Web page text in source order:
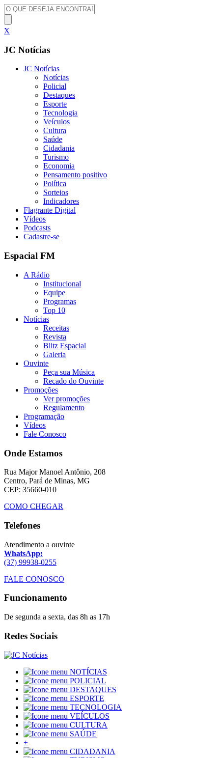
X
JC Notícias
JC Notícias
Notícias
Policial
Destaques
Esporte
Tecnologia
Veículos
Cultura
Saúde
Cidadania
Turismo
Economia
Pensamento positivo
Política
Sorteios
Indicadores
Flagrante Digital
Vídeos
Podcasts
Cadastre-se
Espacial FM
A Rádio
Institucional
Equipe
Programas
Top 10
Notícias
Receitas
Revista
Blitz Espacial
Galeria
Ouvinte
Peça sua Música
Recado do Ouvinte
Promoções
Ver promoções
Regulamento
Programação
Vídeos
Fale Conosco
Onde Estamos
Rua Major Manoel Antônio, 208
Centro, Pará de Minas, MG
CEP: 35660-010
COMO CHEGAR
Telefones
Atendimento a ouvinte
WhatsApp:
(37) 99938-0255
FALE CONOSCO
Funcionamento
De segunda a sexta, das 8h as 17h
Redes Sociais
NOTÍCIAS
POLICIAL
DESTAQUES
ESPORTE
TECNOLOGIA
VEÍCULOS
CULTURA
SAÚDE
+
CIDADANIA